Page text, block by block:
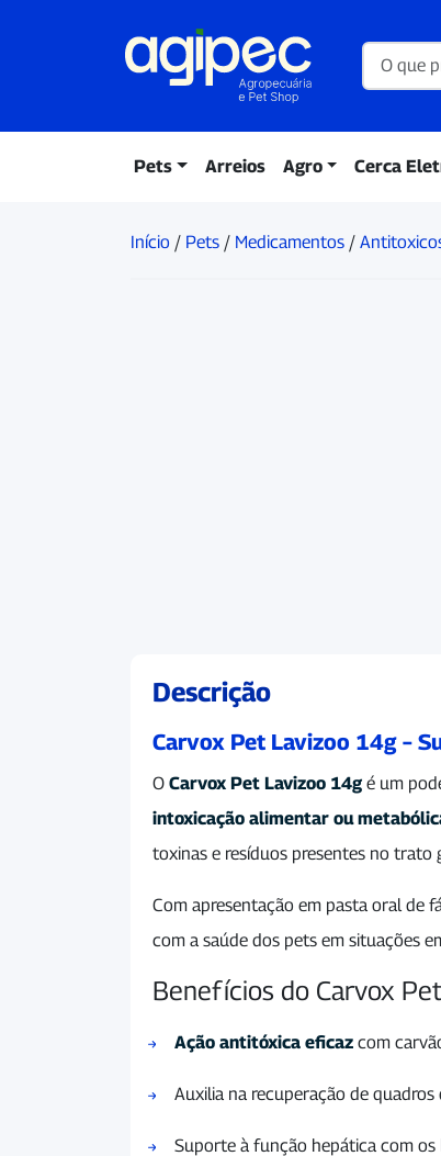
Pets Arreios Agro Cerca
Início / Pets / Medicamentos /
Descrição
Carvox Pet Lavizoo 14g –
O Carvox Pet Lavizoo 14g é um
intoxicação alimentar ou
toxinas e resíduos presentes no
Com apresentação em pasta oral de
com a saúde dos pets em situações
Benefícios do Carvox
Ação antitóxica eficaz com
Auxilia na recuperação de quadros
Suporte à função hepática com